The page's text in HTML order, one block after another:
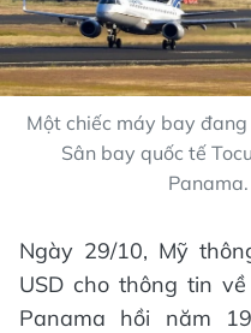
Một chiếc máy bay
Sân bay quốc tế
Ngày 29/10, Mỹ
USD cho thông tin
Panama hồi năm